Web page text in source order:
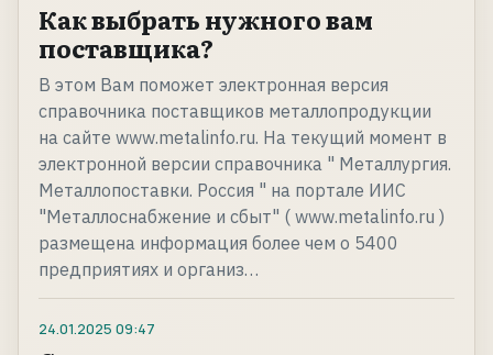
Как выбрать нужного вам
поставщика?
В этом Вам поможет электронная версия
справочника поставщиков металлопродукции
на сайте www.metalinfo.ru. На текущий момент в
электронной версии справочника " Металлургия.
Металлопоставки. Россия " на портале ИИС
"Металлоснабжение и сбыт" ( www.metalinfo.ru )
размещена информация более чем о 5400
предприятиях и организ…
24.01.2025 09:47